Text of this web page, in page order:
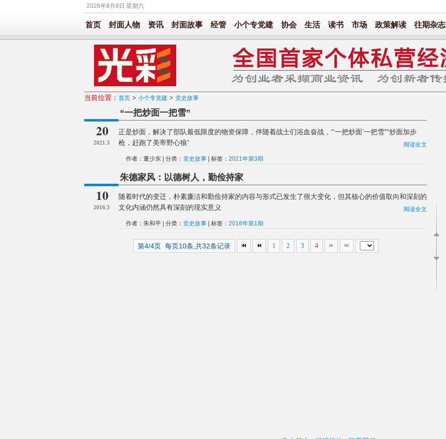
2026年8月8日 星期六
首页 封面人物 资讯 封面故事 经管 小个专党建 协会 生活 读书 市场 政策解读 往期杂志
当前位置： 首页 > 小个专党建 > 党史故事
20
2021.3
“一把炒面一把雪”
正是炒面，解决了部队最低限度的物资保障，伴随着战士们浴血奋战，“‘一把炒面’一把雪”“炒面加步
枪，赶跑了美帝野心狼”
阅读全文
作者：董少东 | 分类： 党史故事 | 标签： 2021年第3期
10
2016.3
朱德家风：以德树人，勤俭持家
随着时代的变迁，朴素廉洁和勤俭持家的内容与形式已发生了很大变化，但其核心的价值取向和深刻的
文化内涵仍然具有深刻的现实意义
阅读全文
作者：朱和平 | 分类： 党史故事 | 标签： 2016年第1期
第4/4页 每页10条,共32条记录 1 2 3 4